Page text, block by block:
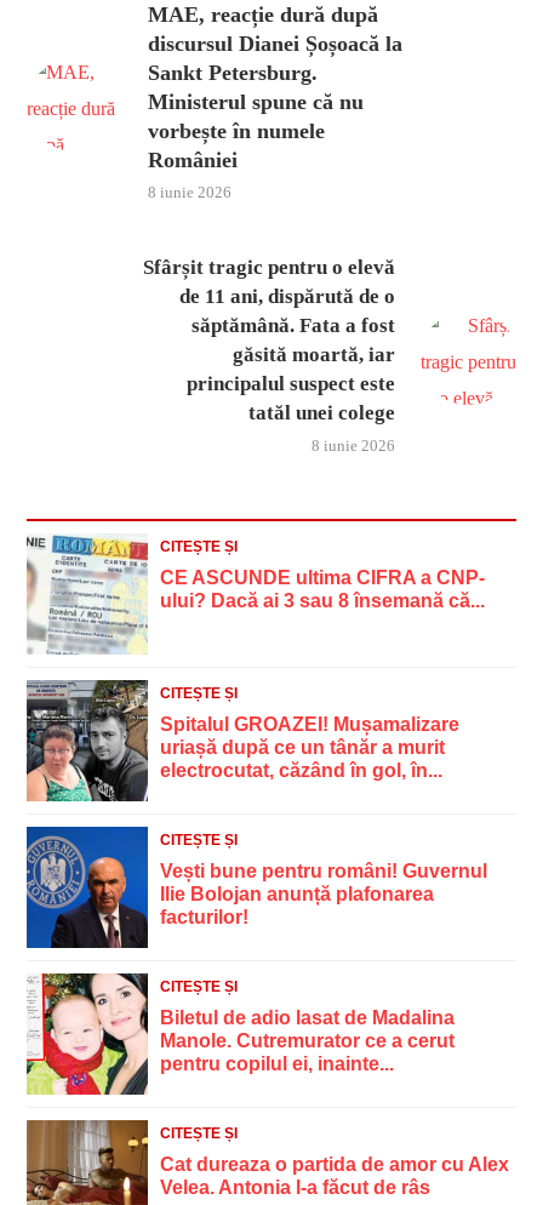
MAE, reacție dură după
discursul Dianei Șoșoacă la
Sankt Petersburg.
Ministerul spune că nu
vorbește în numele
României
8 iunie 2026
Sfârșit tragic pentru o elevă
de 11 ani, dispărută de o
săptămână. Fata a fost
găsită moartă, iar
principalul suspect este
tatăl unei colege
8 iunie 2026
CITEȘTE ȘI
CE ASCUNDE ultima CIFRA a CNP-
ului? Dacă ai 3 sau 8 însemană că...
CITEȘTE ȘI
Spitalul GROAZEI! Mușamalizare
uriașă după ce un tânăr a murit
electrocutat, căzând în gol, în...
CITEȘTE ȘI
Vești bune pentru români! Guvernul
Ilie Bolojan anunță plafonarea
facturilor!
CITEȘTE ȘI
Biletul de adio lasat de Madalina
Manole. Cutremurator ce a cerut
pentru copilul ei, inainte...
CITEȘTE ȘI
Cat dureaza o partida de amor cu Alex
Velea. Antonia l-a făcut de râs